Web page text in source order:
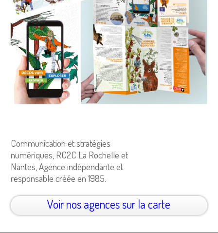
Communication et stratégies
numériques, RC2C La Rochelle et
Nantes, Agence indépendante et
responsable créée en 1985.
Voir nos agences sur la carte